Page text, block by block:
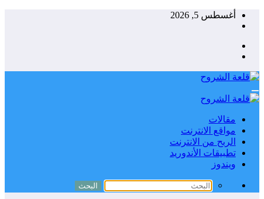
التجاوزأغسطس 5, 2026
مقالات
مواقع الانترنت
الربح من الانترنت
تطبيقات الأندوريد
ويندوز